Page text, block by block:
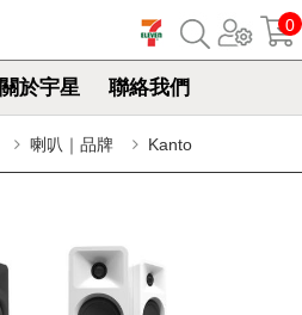
關於宇星 聯絡我們
0
喇叭｜品牌 Kanto